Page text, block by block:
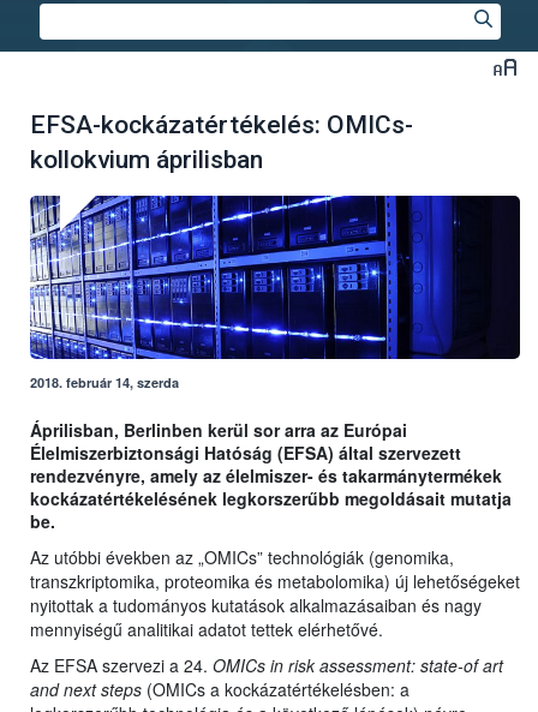
EFSA-kockázatértékelés: OMICs-
kollokvium áprilisban
2018. február 14, szerda
Áprilisban, Berlinben kerül sor arra az Európai
Élelmiszerbiztonsági Hatóság (EFSA) által szervezett
rendezvényre, amely az élelmiszer- és takarmánytermékek
kockázatértékelésének legkorszerűbb megoldásait mutatja
be.
Az utóbbi években az „OMICs” technológiák (genomika,
transzkriptomika, proteomika és metabolomika) új lehetőségeket
nyitottak a tudományos kutatások alkalmazásaiban és nagy
mennyiségű analitikai adatot tettek elérhetővé.
Az EFSA szervezi a 24. OMICs in risk assessment: state-of art
and next steps (OMICs a kockázatértékelésben: a